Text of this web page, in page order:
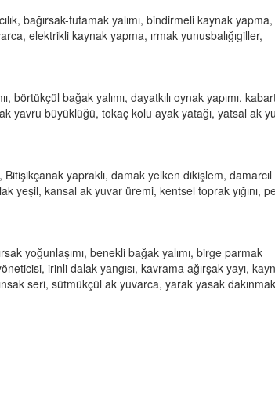
bağırsak-tutamak yalımı, bindirmeli kaynak yapma,
elektrikli kaynak yapma, ırmak yunusbalığıgiller,
bağak yalımı, dayatkılı oynak yapımı,
yavru büyüklüğü, tokaç kolu ayak yatağı, yatsal ak
yapraklı, damak yelken dikişlem, damarcıl
yeşil, kansal ak yuvar üremi, kentsel toprak yığını,
yoğunlaşımı, benekli bağak yalımı, birge parmak
irinli dalak yangısı, kavrama ağırşak yayı,
seri, sütmükçül ak yuvarca, yarak yasak